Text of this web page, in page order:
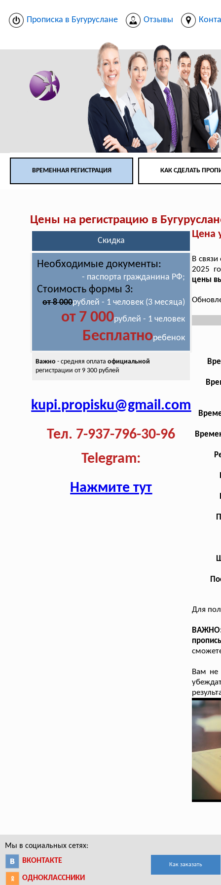
Прописка в Бугуруслане Отзывы
ВРЕМЕННАЯ РЕГИСТРАЦИЯ КАК СДЕЛАТЬ
Цены на регистрацию в
Скидка
Необходимые документы:
- паспорта гражданина РФ;
Стоимость формы 3:
от 8 000рублей - 1 человек (3 месяца)
от 7 000рублей - 1 человек
Бесплатноребенок
Важно - средняя оплата официальной
регистрации от 9 300 рублей
kupi.propisku@gmail.com
Тел. 7-937-796-30-96
Telegram:
Нажмите тут
Цена
В
2025
цены
Для
Вам не
Мы в социальных сетях:
ВКОНТАКТЕ
ОДНОКЛАССНИКИ
Как заказать